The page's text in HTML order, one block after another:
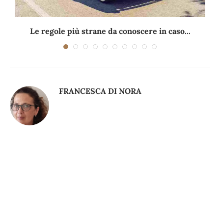
Le regole più strane da conoscere in caso...
FRANCESCA DI NORA